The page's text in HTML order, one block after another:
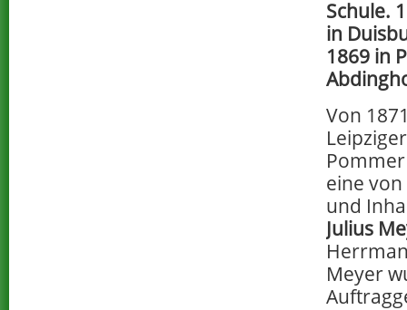
Schule.
in
1869 in
Von
eine
und
Julius
Meyer